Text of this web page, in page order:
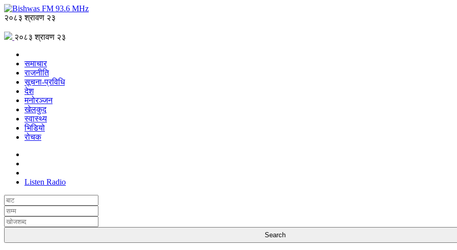
२०८३ श्रावण २३
२०८३ श्रावण २३
समाचार
राजनीति
सूचना-प्रविधि
देश
मनोरञ्जन
खेलकुद
स्वास्थ्य
भिडियो
रोचक
Listen Radio